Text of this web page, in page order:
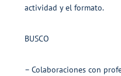
actividad y el formato.
BUSCO
– Colaboraciones con